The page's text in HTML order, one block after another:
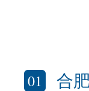
01 合肥